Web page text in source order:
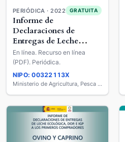
PERIÓDICA · 2022 GRATUITA
Informe de
Declaraciones de
Entregas de Leche
Ecológica, DOP E IGP a
los Primeros
Compradores : Ovino y
Caprino
En línea. Recurso en línea
(PDF). Periódica.
NIPO: 00322113X
Ministerio de Agricultura, Pesca y Alimentación